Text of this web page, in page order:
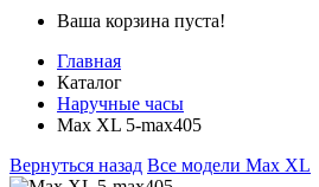
Ваша корзина пуста!
Главная
Каталог
Наручные часы
Max XL 5-max405
Вернуться назад Все модели Max XL